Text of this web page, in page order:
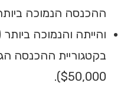
ההכנסה הנמוכה ביותר
בקטגוריית ההכנסה
$50,000).